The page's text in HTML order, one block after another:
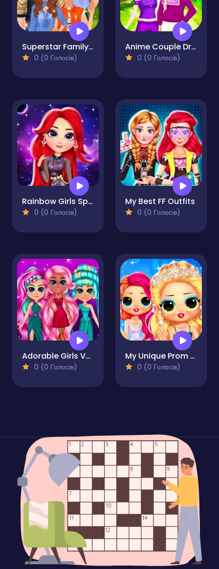
Superstar Family Dress Up Game
0 (0 Голосів)
Anime Couple Dress Up
0 (0 Голосів)
Rainbow Girls Space Core Aesthetic
0 (0 Голосів)
My Best FF Outfits
0 (0 Голосів)
Adorable Girls Valentino Fashion
0 (0 Голосів)
My Unique Prom Look
0 (0 Голосів)